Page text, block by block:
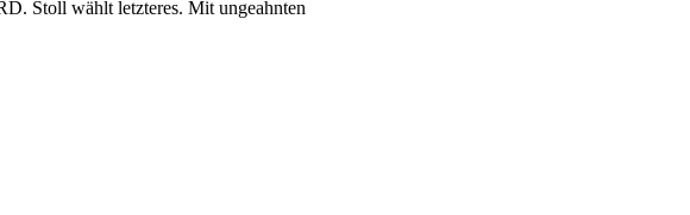
Stoll wählt letzteres. Mit ungeahnten